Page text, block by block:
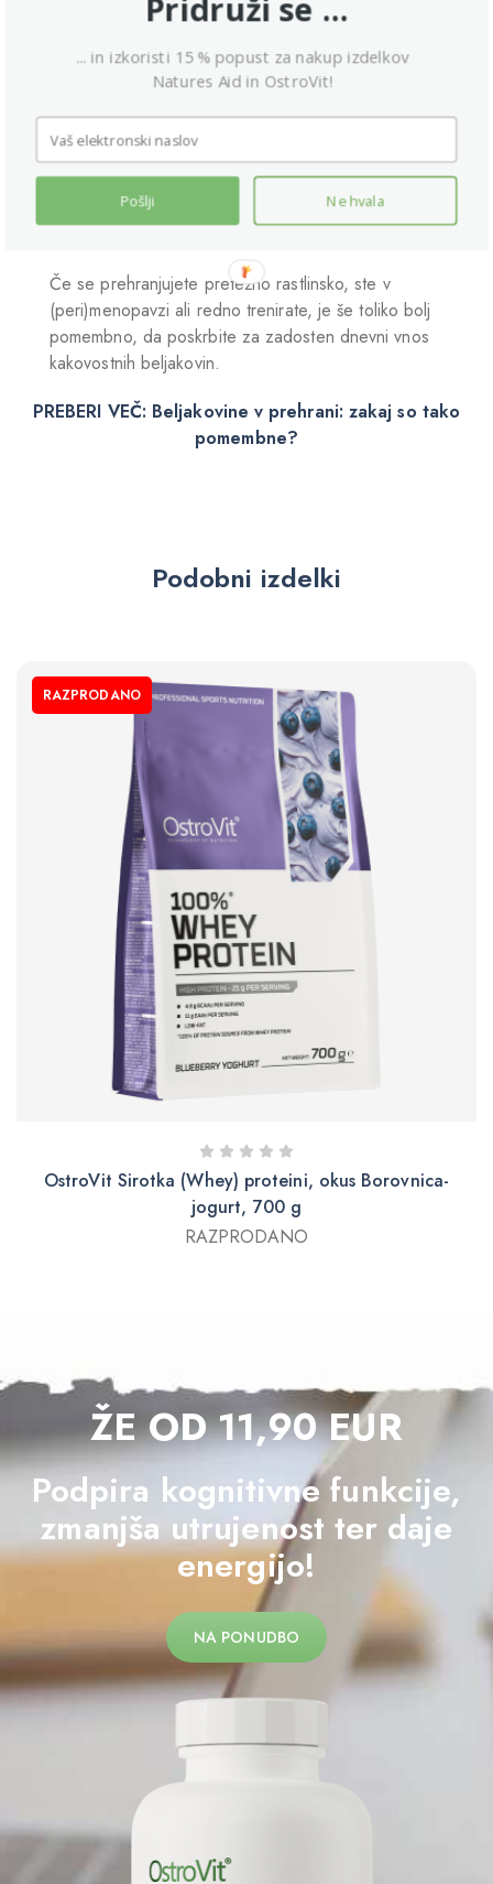
beljakovin iz mleka, ki ga odlikujejo dobra topnost,
pozitivno vpliva na kakovost dopolnila.
Zakaj so beljakovine tako
pomembne?
Beljakovine prispevajo k rasti in ohranjanju mišične
Če se prehranjujete pretežno rastlinsko, ste v
(peri)menopavzi ali redno trenirate, je še toliko bolj
pomembno, da poskrbite za zadosten dnevni vnos
kakovostnih beljakovin.
PREBERI VEČ: Beljakovine v prehrani: zakaj so tako
pomembne?
Podobni izdelki
RAZPRODANO
OstroVit Sirotka (Whey) proteini, okus Borovnica-
jogurt, 700 g
RAZPRODANO
ŽE OD 11,90 EUR
Podpira kognitivne funkcije,
zmanjša utrujenost ter daje
energijo!
NA PONUDBO
Pridruži se ...
... in izkoristi 15 % popust za nakup izdelkov
Natures Aid in OstroVit!
Pošlji Ne hvala